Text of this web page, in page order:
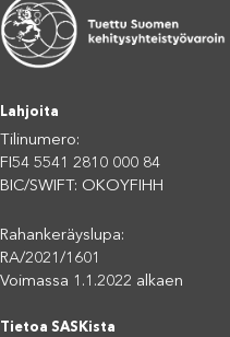
Lahjoita
Tilinumero:
FI54 5541 2810 000 84
BIC/SWIFT: OKOYFIHH
Rahankeräyslupa:
RA/2021/1601
Voimassa 1.1.2022 alkaen
Tietoa SASKista